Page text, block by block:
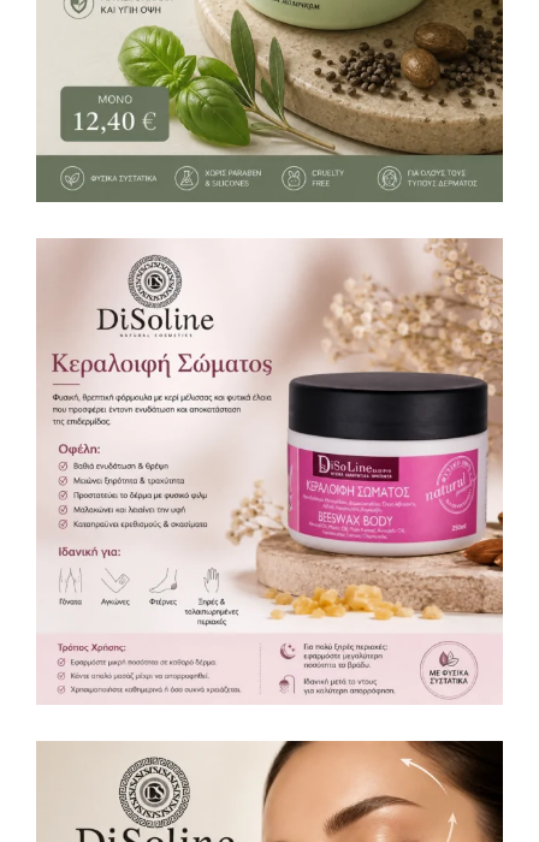
Κεραλοιφή Σώματος 250ml
Κεραλοιφές,Περιποίηση σώματος
35,00
ΔΩΡΕΆΝ ΜΕΤΑΦΟΡΙΚΆ (+35€)!